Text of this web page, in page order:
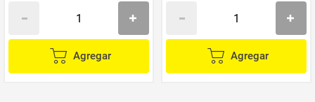
Agregar Agregar